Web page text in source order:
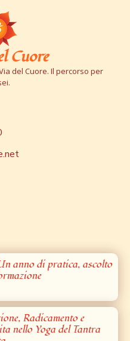
Cuore
del Cuore. Il percorso per
anno di pratica, ascolto
Radicamento e
nello Yoga del Tantra